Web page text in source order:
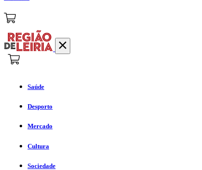
Saúde
Desporto
Mercado
Cultura
Sociedade